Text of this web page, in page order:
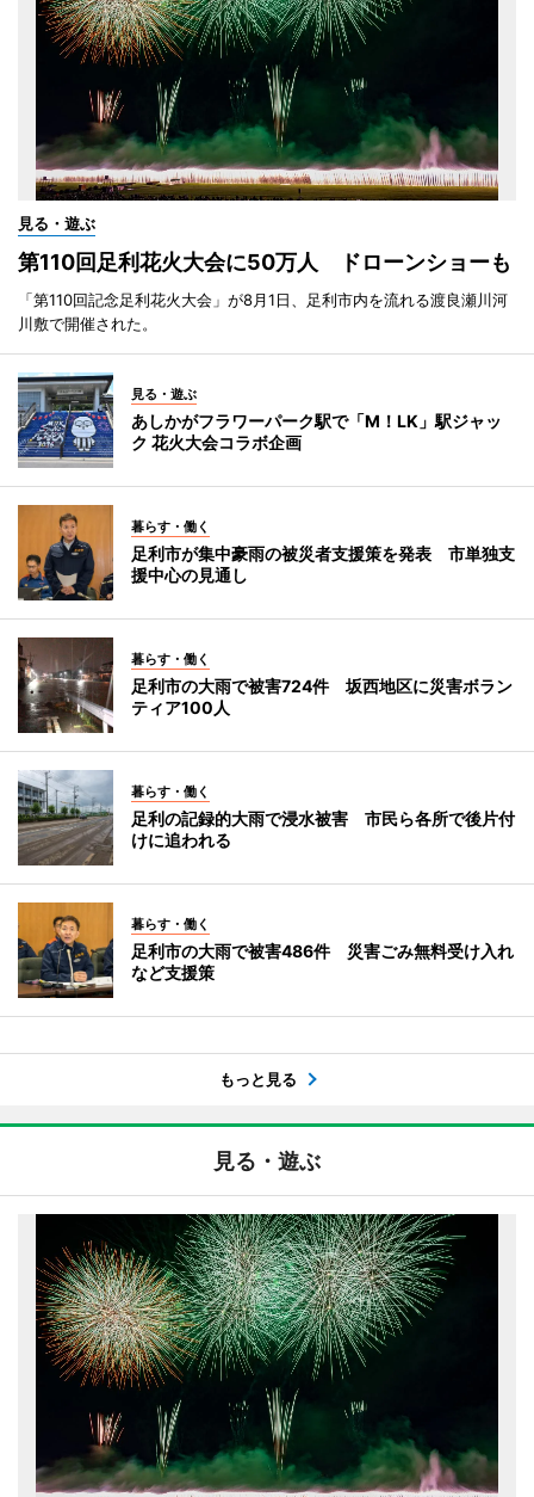
見る・遊ぶ
第110回足利花火大会に50万人 ドローンショーも
「第110回記念足利花火大会」が8月1日、足利市内を流れる渡良瀬川河
川敷で開催された。
見る・遊ぶ
あしかがフラワーパーク駅で「M！LK」駅ジャッ
ク 花火大会コラボ企画
暮らす・働く
足利市が集中豪雨の被災者支援策を発表 市単独支
援中心の見通し
暮らす・働く
足利市の大雨で被害724件 坂西地区に災害ボラン
ティア100人
暮らす・働く
足利の記録的大雨で浸水被害 市民ら各所で後片付
けに追われる
暮らす・働く
足利市の大雨で被害486件 災害ごみ無料受け入れ
など支援策
もっと見る
見る・遊ぶ